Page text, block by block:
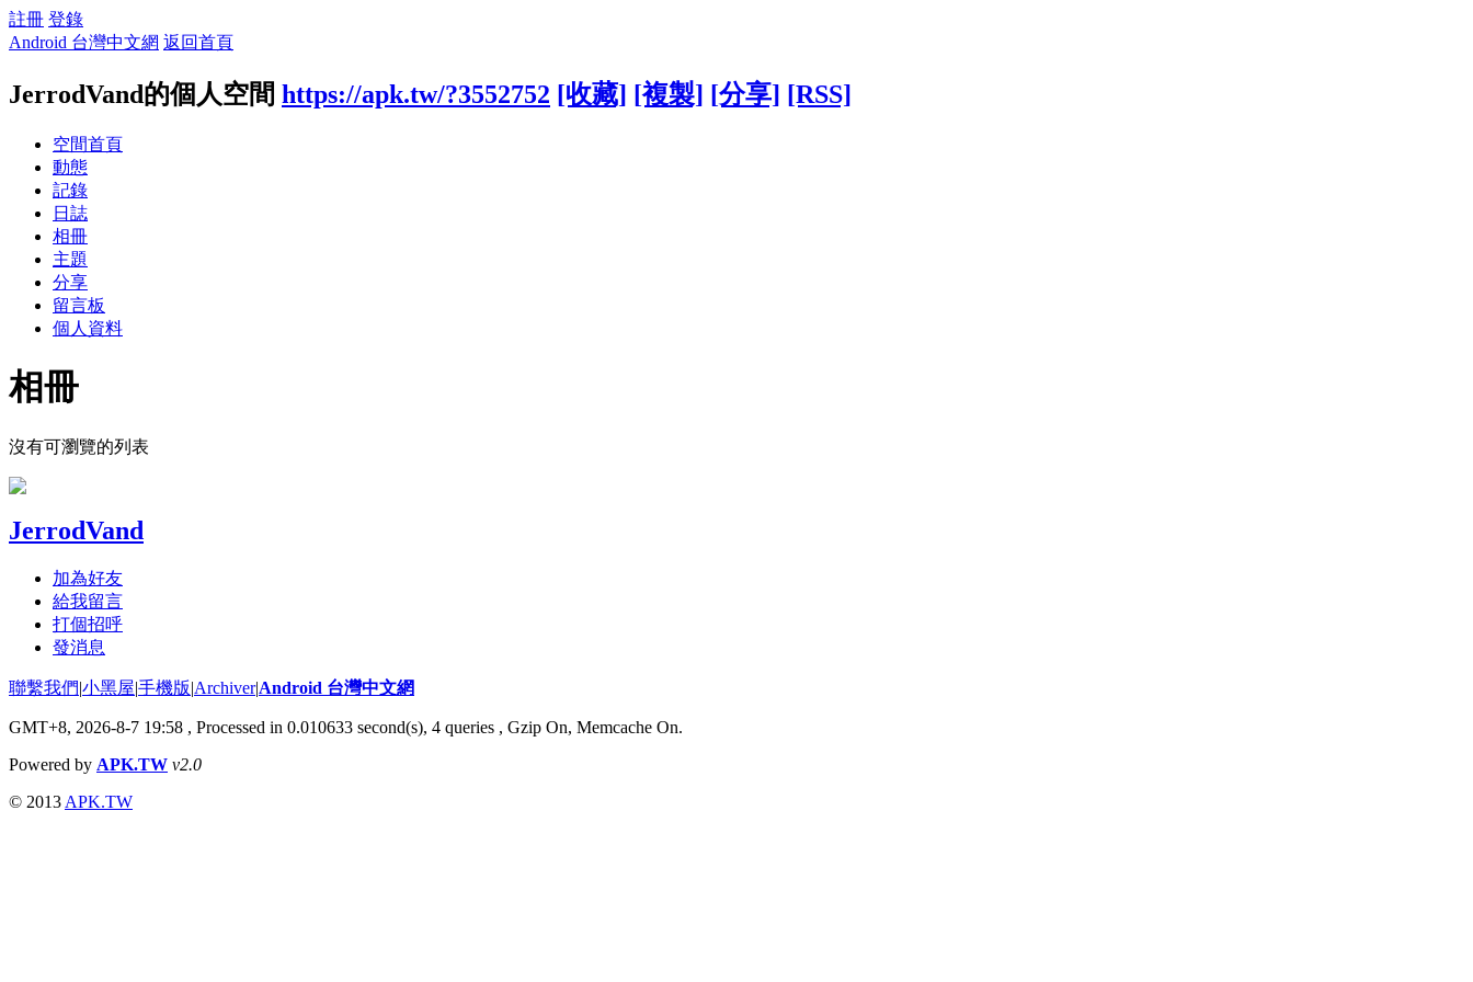
註冊 登錄
Android 台灣中文網 返回首頁
JerrodVand的個人空間 https://apk.tw/?3552752 [收藏] [複製] [分享] [RSS]
空間首頁
動態
記錄
日誌
相冊
主題
分享
留言板
個人資料
相冊
沒有可瀏覽的列表
JerrodVand
加為好友
給我留言
打個招呼
發消息
聯繫我們|小黑屋|手機版|Archiver|Android 台灣中文網
GMT+8, 2026-8-7 19:58 , Processed in 0.010633 second(s), 4 queries , Gzip On, Memcache On.
Powered by APK.TW v2.0
© 2013 APK.TW